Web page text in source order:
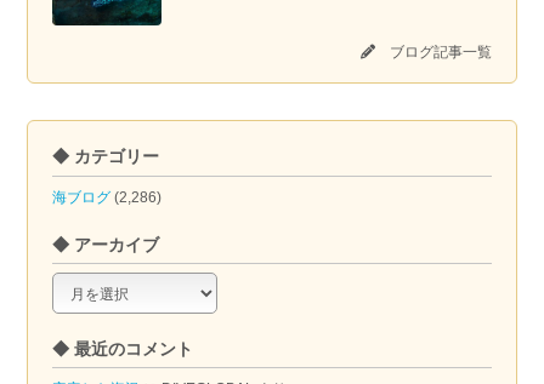
ブログ記事一覧
◆ カテゴリー
海ブログ (2,286)
◆ アーカイブ
◆
ア
カ
イ
◆ 最近のコメント